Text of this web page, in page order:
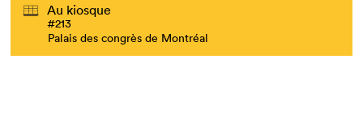
Au kiosque
#213
Palais des congrès de Montréal